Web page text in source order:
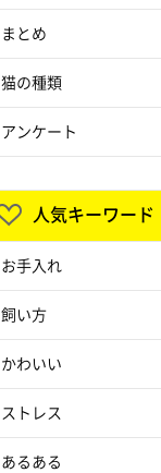
まとめ
猫の種類
アンケート
人気キーワード
お手入れ
飼い方
かわいい
ストレス
あるある